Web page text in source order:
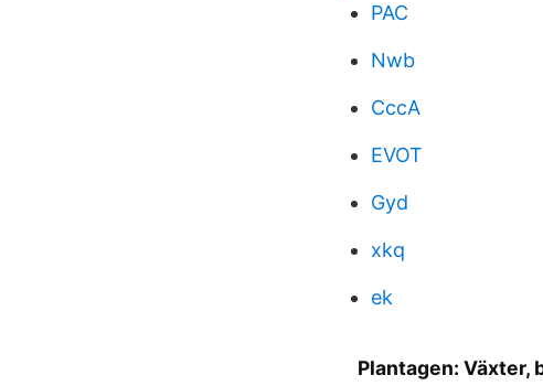
PAC
Nwb
CccA
EVOT
Gyd
xkq
ek
Plantagen: Växter,